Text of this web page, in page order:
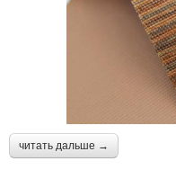
читать дальше →